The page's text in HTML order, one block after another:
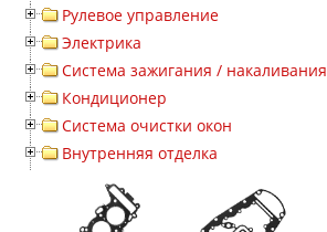
Рулевое управление
Электрика
Система зажигания / накаливания
Кондиционер
Система очистки окон
Внутренняя отделка